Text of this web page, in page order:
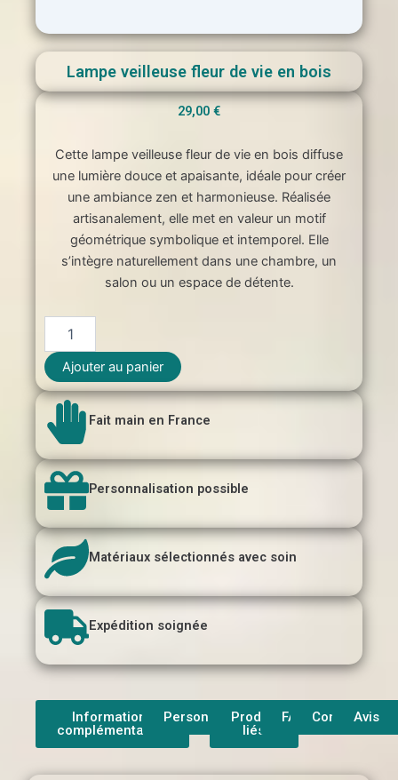
Lampe veilleuse fleur de vie en bois
29,00 €
Cette lampe veilleuse fleur de vie en bois diffuse
une lumière douce et apaisante, idéale pour créer
une ambiance zen et harmonieuse. Réalisée
artisanalement, elle met en valeur un motif
géométrique symbolique et intemporel. Elle
s’intègre naturellement dans une chambre, un
salon ou un espace de détente.
Lampe
veilleuse
fleur
vie
bois
Ajouter au panier
Fait main en France
Personnalisation possible
Matériaux sélectionnés avec soin
Expédition soignée
Informations
complémentaires
Personnalisation
Produit
liés
FAQ ContactAvis